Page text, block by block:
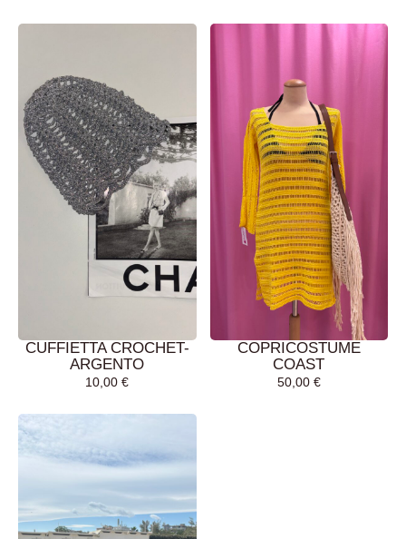
CUFFIETTA CROCHET-
ARGENTO
10,00€
COPRICOSTUME
COAST
50,00 €